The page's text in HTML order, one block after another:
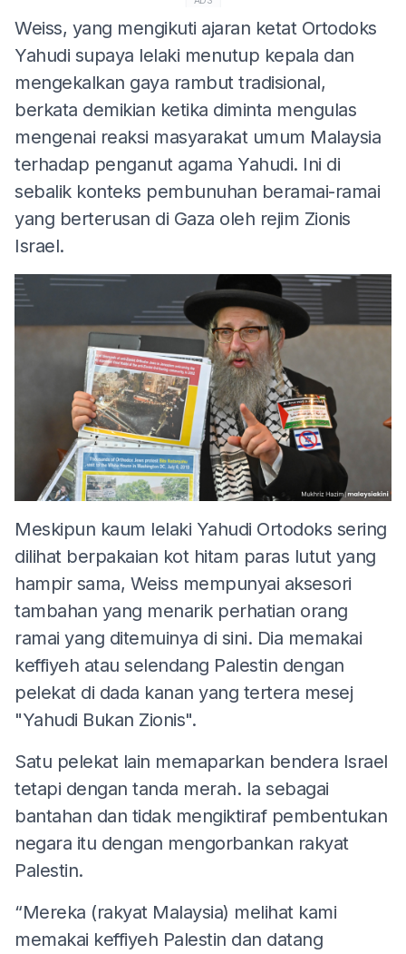
Weiss, yang mengikuti ajaran ketat Ortodoks
Yahudi supaya lelaki menutup kepala dan
mengekalkan gaya rambut tradisional,
berkata demikian ketika diminta mengulas
mengenai reaksi masyarakat umum Malaysia
terhadap penganut agama Yahudi. Ini di
sebalik konteks pembunuhan beramai-ramai
yang berterusan di Gaza oleh rejim Zionis
Israel.
Meskipun kaum lelaki Yahudi Ortodoks sering
dilihat berpakaian kot hitam paras lutut yang
hampir sama, Weiss mempunyai aksesori
tambahan yang menarik perhatian orang
ramai yang ditemuinya di sini. Dia memakai
keffiyeh atau selendang Palestin dengan
pelekat di dada kanan yang tertera mesej
"Yahudi Bukan Zionis".
Satu pelekat lain memaparkan bendera Israel
tetapi dengan tanda merah. Ia sebagai
bantahan dan tidak mengiktiraf pembentukan
negara itu dengan mengorbankan rakyat
Palestin.
“Mereka (rakyat Malaysia) melihat kami
memakai keffiyeh Palestin dan datang